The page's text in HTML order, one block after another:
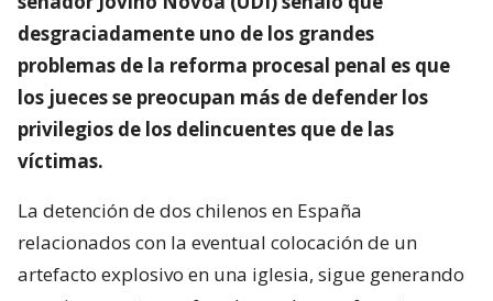
desgraciadamente uno de los grandes
problemas de la reforma procesal penal es que
los jueces se preocupan más de defender los
privilegios de los delincuentes que de las
víctimas.
La detención de dos chilenos en España
relacionados con la eventual colocación de un
artefacto explosivo en una iglesia, sigue generando